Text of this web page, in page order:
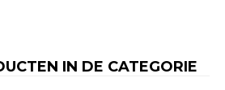
IN DE CATEGORIE